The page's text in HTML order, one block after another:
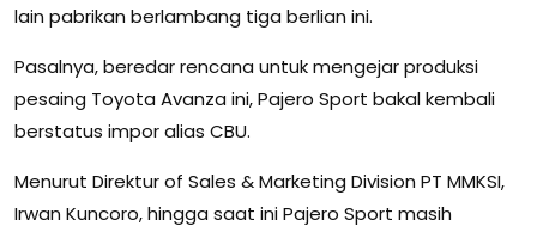
lain pabrikan berlambang tiga berlian ini.
Pasalnya, beredar rencana untuk mengejar produksi
pesaing Toyota Avanza ini, Pajero Sport bakal kembali
berstatus impor alias CBU.
Menurut Direktur of Sales & Marketing Division PT MMKSI,
Irwan Kuncoro, hingga saat ini Pajero Sport masih